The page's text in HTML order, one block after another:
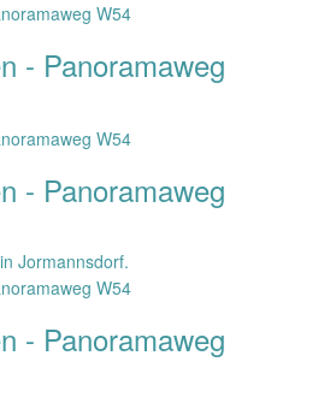
- Panoramaweg
- Panoramaweg
Jormannsdorf.
- Panoramaweg